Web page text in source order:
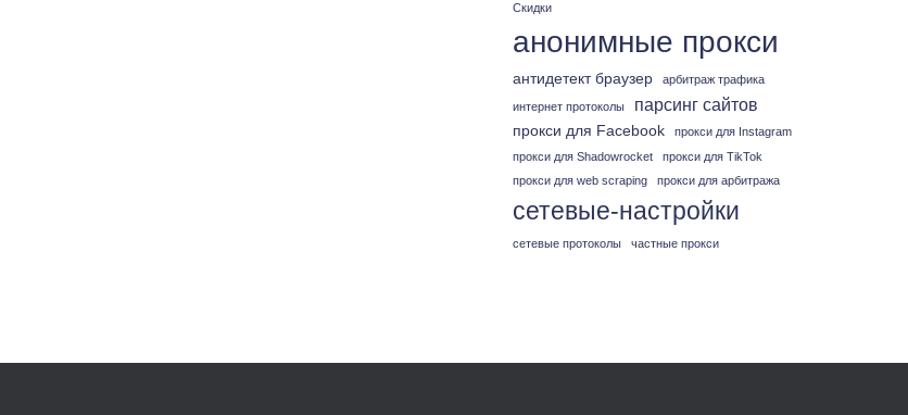
Скидки
анонимные прокси
антидетект браузер арбитраж трафика
интернет протоколы парсинг сайтов
прокси для Facebook
прокси для Instagram
прокси для Shadowrocket
прокси для TikTok
прокси для web scraping
прокси для арбитража
сетевые-настройки
сетевые протоколы частные прокси